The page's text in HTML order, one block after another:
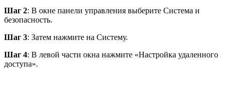
Шаг 2: В окне панели управления выберите Система и
безопасность.
Шаг 3: Затем нажмите на Систему.
Шаг 4: В левой части окна нажмите «Настройка удаленного
доступа».